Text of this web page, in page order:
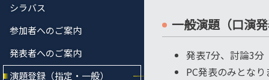
シラバス
参加者へのご案内
発表者へのご案内
演題登録（指定・一般）
一般演題（口演
発表7分、討論3
PC発表のみとなり